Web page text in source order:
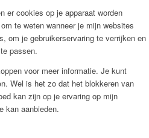
er cookies op je apparaat worden
te weten wanneer je mijn websites
om je gebruikerservaring te verrijken en
passen.
voor meer informatie. Je kunt
Wel is het zo dat het blokkeren van
kan zijn op je ervaring op mijn
kan aanbieden.